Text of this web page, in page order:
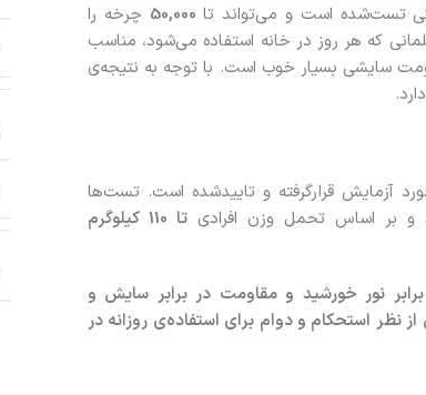
تست‌شده است و می‌تواند تا 50,000 چرخه را
چرخه یا بیشتر برای مبلمانی که هر روز در خانه استفاده می‌شود، مناسب
چرخه نشان‌دهنده‌ی مقاومت سایشی بسیار خوب است. با توجه به نتیجه‌ی
آزمایش قرارگرفته و تایید‌شده است. تست‌ها
و بر اساس تحمل وزن افرادیتا 110 کیلوگرم
نور خورشید و مقاومت در برابر سایش و
نظر استحکام و دوام برای استفاده‌ی روزانه در